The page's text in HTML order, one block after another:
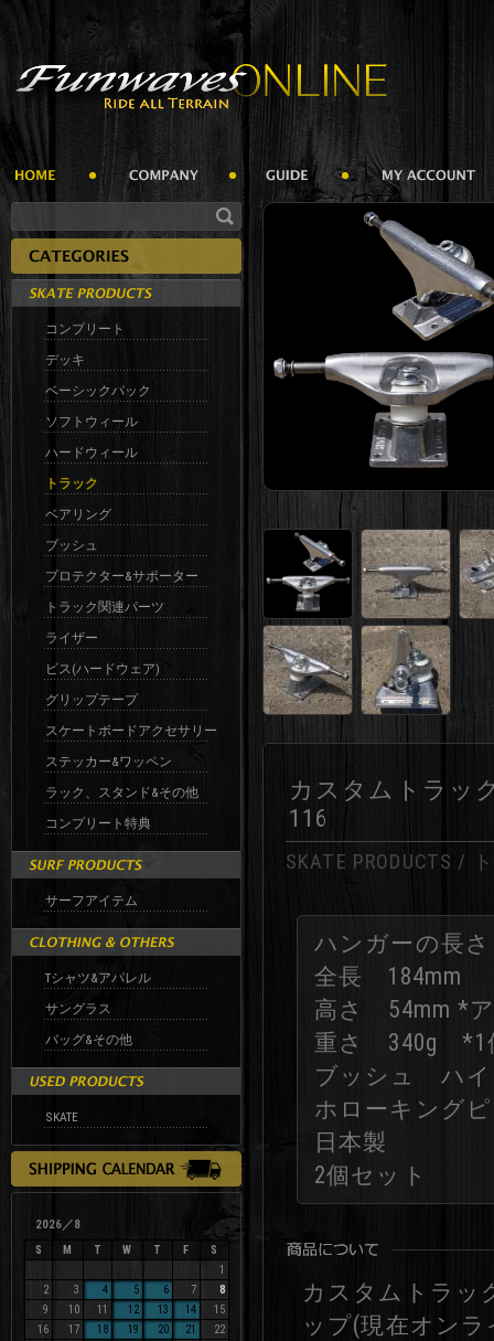
コンプリート
デッキ
ベーシックパック
ソフトウィール
ハードウィール
トラック
ベアリング
ブッシュ
プロテクター&サポーター
トラック関連パーツ
ライザー
ビス(ハードウェア)
グリップテープ
スケートボードアクセサリー
ステッカー&ワッペン
ラック、スタンド&その他
コンプリート特典
サーフアイテム
Tシャツ&アパレル
サングラス
バッグ&その他
SKATE
2026／8
S
M T W T F
S
1
2
3 4 5 6 7
8
9
10 11 12 13 14
15
16
17 18 19 20 21
22
カスタムトラッ
116
SKATE PRODUCTS /
ハンガーの長
全長 184mm
高さ 54mm *
重さ 340g *1
ブッシュ ハイ
ホローキング
日本製
2個セット
カスタムトラッ
ップ(現在オン